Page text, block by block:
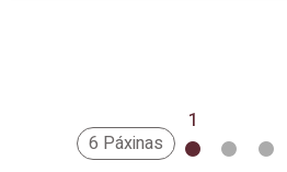
6 Páxinas
1